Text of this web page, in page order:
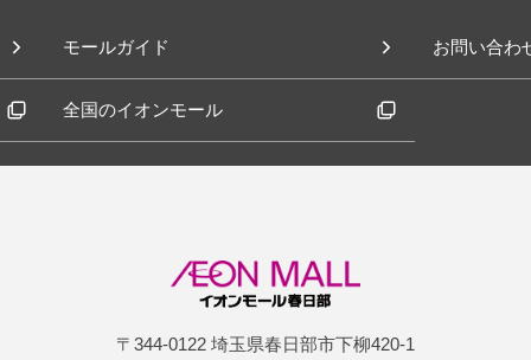
モールガイド お問い合わ
全国のイオンモール
〒344-0122 埼玉県春日部市下柳420-1